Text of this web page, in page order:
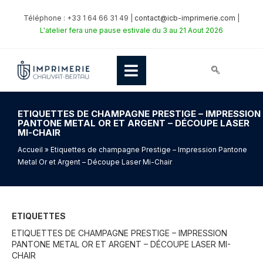
Téléphone : +33 1 64 66 31 49 | contact@icb-imprimerie.com
L'atelier fera une pause estivale du 3 au 21 Aout 2026
ETIQUETTES DE CHAMPAGNE PRESTIGE – IMPRESSION
PANTONE METAL OR ET ARGENT – DÉCOUPE LASER
MI-CHAIR
Accueil » Etiquettes de champagne Prestige – Impression Pantone
Metal Or et Argent – Découpe Laser Mi-Chair
ETIQUETTES
ETIQUETTES DE CHAMPAGNE PRESTIGE – IMPRESSION
PANTONE METAL OR ET ARGENT – DÉCOUPE LASER MI-
CHAIR